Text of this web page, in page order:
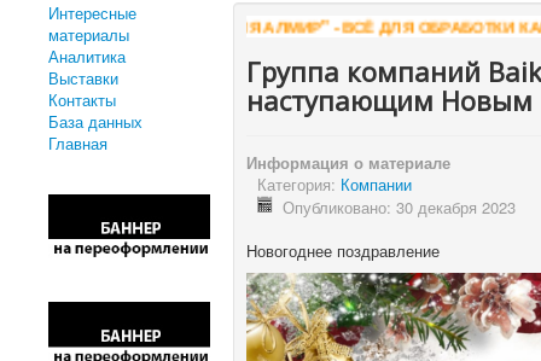
Интересные
материалы
Аналитика
Выставки
Контакты
База данных
Главная
"КОМПАНИЯ АЛМИР" - ВСЁ ДЛЯ ОБРАБОТКИ КАМНЯ
Группа компаний
наступающим Новым
Информация о материале
Категория: Компании
Опубликовано: 30 декабря 2023
Новогоднее поздравление